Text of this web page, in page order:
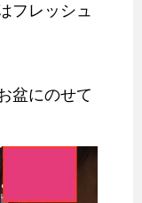
フレッシュ
盆にのせて